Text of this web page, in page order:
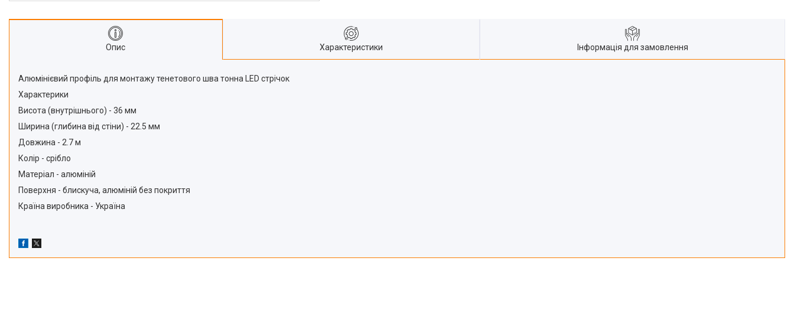
Опис Характеристики Інформація для замовлення
Алюмінієвий профіль для монтажу тенетового шва тонна LED стрічок
Характерики
Висота (внутрішнього) - 36 мм
Ширина (глибина від стіни) - 22.5 мм
Довжина - 2.7 м
Колір - срібло
Матеріал - алюміній
Поверхня - блискуча, алюміній без покриття
Країна виробника - Україна